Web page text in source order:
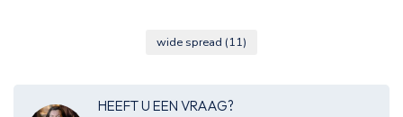
wide spread (11)
HEEFT U EEN VRAAG?